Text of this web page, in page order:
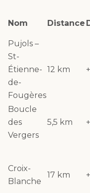
Nom Distance
Pujols –
St-
Étienne-
de-
Fougères
12 km
Boucle
des
Vergers
5,5 km
Croix-
Blanche
17 km